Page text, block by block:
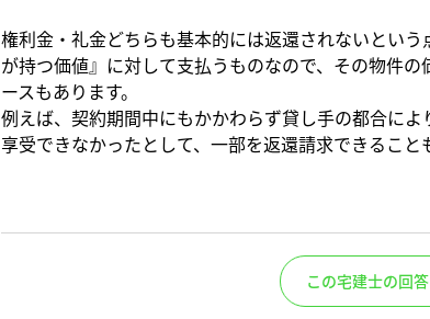
権利金・礼金どちらも基本的には返還されないとい
が持つ価値』に対して支払うものなので、その物件
ースもあります。
例えば、契約期間中にもかかわらず貸し手の都合に
享受できなかったとして、一部を返還請求できること
この宅建士の回